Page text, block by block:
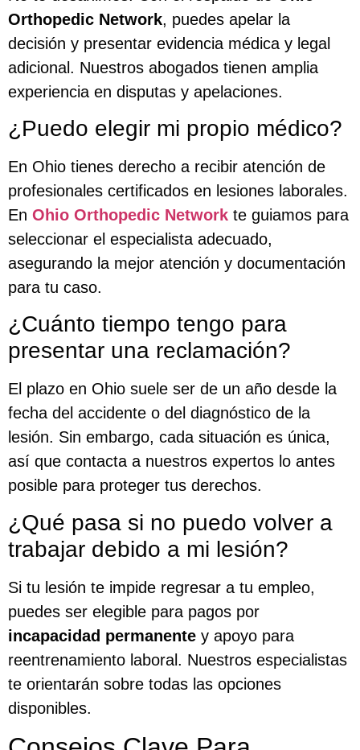
Orthopedic Network, puedes apelar la
decisión y presentar evidencia médica y legal
adicional. Nuestros abogados tienen amplia
experiencia en disputas y apelaciones.
¿Puedo elegir mi propio médico?
En Ohio tienes derecho a recibir atención de
profesionales certificados en lesiones laborales.
En Ohio Orthopedic Network te guiamos para
seleccionar el especialista adecuado,
asegurando la mejor atención y documentación
para tu caso.
¿Cuánto tiempo tengo para
presentar una reclamación?
El plazo en Ohio suele ser de un año desde la
fecha del accidente o del diagnóstico de la
lesión. Sin embargo, cada situación es única,
así que contacta a nuestros expertos lo antes
posible para proteger tus derechos.
¿Qué pasa si no puedo volver a
trabajar debido a mi lesión?
Si tu lesión te impide regresar a tu empleo,
puedes ser elegible para pagos por
incapacidad permanente y apoyo para
reentrenamiento laboral. Nuestros especialistas
te orientarán sobre todas las opciones
disponibles.